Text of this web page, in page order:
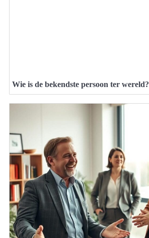
Wie is de bekendste persoon ter wereld?